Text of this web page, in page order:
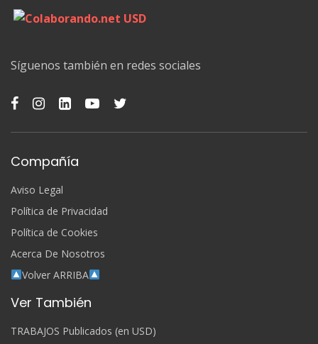
Síguenos también en redes sociales
Compañía
Aviso Legal
Política de Privacidad
Política de Cookies
Acerca De Nosotros
Volver ARRIBA
Ver También
TRABAJOS Publicados (en USD)